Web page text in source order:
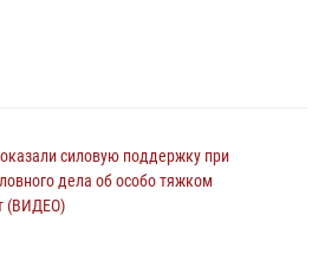
силовую поддержку при
дела об особо тяжком
(ВИДЕО)